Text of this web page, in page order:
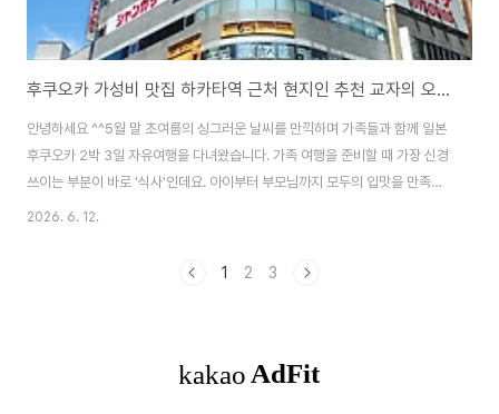
후쿠오카 가성비 맛집 하카타역 근처 현지인 추천 교자의 오쇼 메뉴 가격 솔직 후기
안녕하세요 ^^5월 말 초여름의 싱그러운 날씨를 만끽하며 가족들과 함께 일본
후쿠오카 2박 3일 자유여행을 다녀왔습니다. 가족 여행을 준비할 때 가장 신경
쓰이는 부분이 바로 '식사'인데요. 아이부터 부모님까지 모두의 입맛을 만족시
켜야 하고 유명 맛집들의 악명 높은 웨이팅 피해야 하기 때문입니다.오늘은 하
2026. 6. 12.
1 2 3